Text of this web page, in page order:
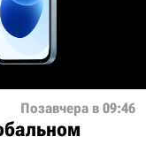
Позавчера в 09:46